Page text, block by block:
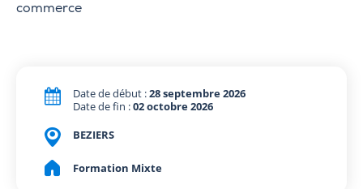
commerce
Date de début :28 septembre 2026
Date de fin :02 octobre 2026
BEZIERS
Formation Mixte